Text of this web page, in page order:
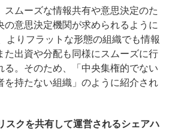
ムーズな情報共有や意思決定のた
の意思決定機関が求められるように
よりフラットな形態の組織でも情報
た出資や分配も同様にスムーズに行
る。そのため、「中央集権的でない
を持たない組織」のように紹介され
スクを共有して運営されるシェアハ